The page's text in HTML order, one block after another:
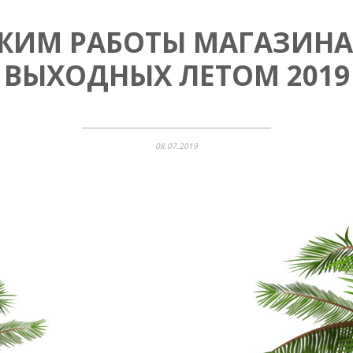
РАБОТЫ
ВЫХОДНЫХ ЛЕТОМ 2019
08.07.2019